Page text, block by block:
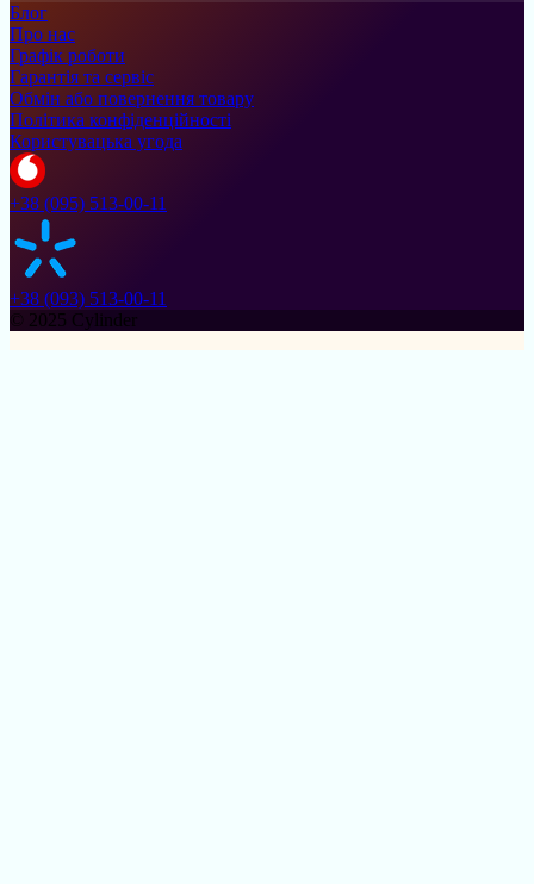
Блог
Про нас
Графік роботи
Гарантія та сервіс
Обмін або повернення товару
Політика конфіденційності
Користувацька угода
+38 (095) 513-00-11
+38 (093) 513-00-11
© 2025 Cylinder